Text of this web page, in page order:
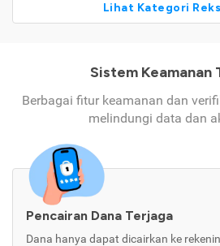
Lihat Kategori
Sistem Keamanan
Berbagai fitur keamanan dan
melindungi data dan
Pencairan Dana Terjaga
Dana hanya dapat dicairkan ke